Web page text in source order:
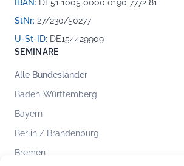
IBAN: DE51 1005 0000 0190 7772 81
StNr: 27/230/50277
U-St-ID: DE154429909
SEMINARE
Alle Bundesländer
Baden-Württemberg
Bayern
Berlin / Brandenburg
Bremen